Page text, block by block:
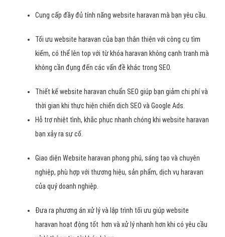
Cung cấp đầy đủ tính năng website haravan mà bạn yêu cầu.
Tối ưu website haravan của bạn thân thiện với công cụ tìm
kiếm, có thể lên top với từ khóa haravan không cạnh tranh mà
không cần đụng đến các vấn đề khác trong SEO.
Thiết kế website haravan chuẩn SEO giúp bạn giảm chi phí và
thời gian khi thực hiện chiến dịch SEO và Google Ads.
Hỗ trợ nhiệt tình, khắc phục nhanh chóng khi website haravan
bạn xảy ra sự cố.
Giao diện Website haravan phong phú, sáng tạo và chuyên
nghiệp, phù hợp với thương hiệu, sản phẩm, dịch vụ haravan
của quý doanh nghiệp.
Đưa ra phương án xử lý và lập trình tối ưu giúp website
haravan hoạt động tốt hơn và xử lý nhanh hơn khi có yêu cầu